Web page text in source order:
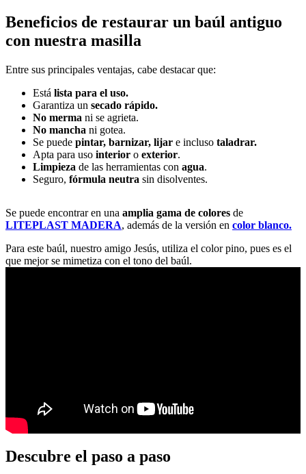
Beneficios de restaurar un baúl antiguo
con nuestra masilla
Entre sus principales ventajas, cabe destacar que:
Está lista para el uso.
Garantiza un secado rápido.
No merma ni se agrieta.
No mancha ni gotea.
Se puede pintar, barnizar, lijar e incluso taladrar.
Apta para uso interior o exterior.
Limpieza de las herramientas con agua.
Seguro, fórmula neutra sin disolventes.
Se puede encontrar en una amplia gama de colores de
LITEPLAST MADERA, además de la versión en color blanco.
Para este baúl, nuestro amigo Jesús, utiliza el color pino, pues es el
que mejor se mimetiza con el tono del baúl.
Descubre el paso a paso